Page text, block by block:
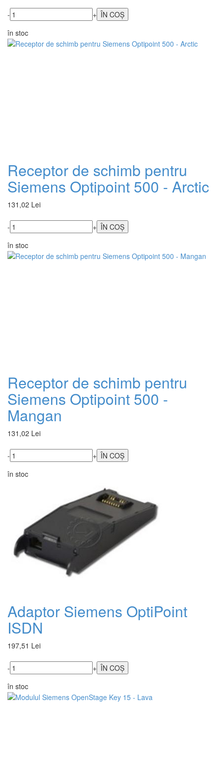
-
+
în stoc
Receptor de schimb pentru
Siemens Optipoint 500 - Arctic
131,02 Lei
-
+
în stoc
Receptor de schimb pentru
Siemens Optipoint 500 -
Mangan
131,02 Lei
-
+
în stoc
Adaptor Siemens OptiPoint
ISDN
197,51 Lei
-
+
în stoc